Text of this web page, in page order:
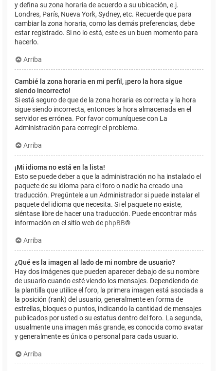
y defina su zona horaria de acuerdo a su ubicación, e.j.
Londres, París, Nueva York, Sydney, etc. Recuerde que para
cambiar la zona horaria, como las demás preferencias, debe
estar registrado. Si no lo está, este es un buen momento para
hacerlo.
Arriba
Cambié la zona horaria en mi perfil, ¡pero la hora sigue
siendo incorrecto!
Si está seguro de que de la zona horaria es correcta y la hora
sigue siendo incorrecta, entonces la hora almacenada en el
servidor es errónea. Por favor comuníquese con La
Administración para corregir el problema.
Arriba
¡Mi idioma no está en la lista!
Esto se puede deber a que la administración no ha instalado el
paquete de su idioma para el foro o nadie ha creado una
traducción. Pregúntele a un Administrador si puede instalar el
paquete del idioma que necesita. Si el paquete no existe,
siéntase libre de hacer una traducción. Puede encontrar más
información en el sitio web de phpBB®
Arriba
¿Qué es la imagen al lado de mi nombre de usuario?
Hay dos imágenes que pueden aparecer debajo de su nombre
de usuario cuando esté viendo los mensajes. Dependiendo de
la plantilla que utilice el foro, la primera imagen está asociada a
la posición (rank) del usuario, generalmente en forma de
estrellas, bloques o puntos, indicando la cantidad de mensajes
publicados por usted o su estatus dentro del foro. La segunda,
usualmente una imagen más grande, es conocida como avatar
y generalmente es única o personal para cada usuario.
Arriba